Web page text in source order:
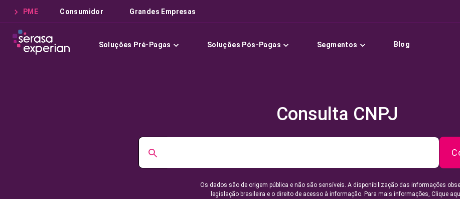
PME Consumidor Grandes Empresas
Soluções Pré-Pagas Soluções Pós-Pagas Segmentos Blog
Consulta CNPJ
Os dados são de origem pública e não são sensíveis. A disponibilização das informações
legislação brasileira e o direito de acesso à informação. Para mais informações, Clique